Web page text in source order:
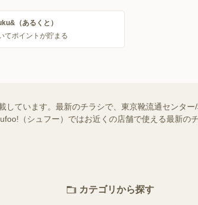
（あるくと）
てポイントが貯まる
ています。最新のチラシで、東京靴流通センタ
（シュフー）ではお近くの店舗で使える最新の
カテゴリから探す